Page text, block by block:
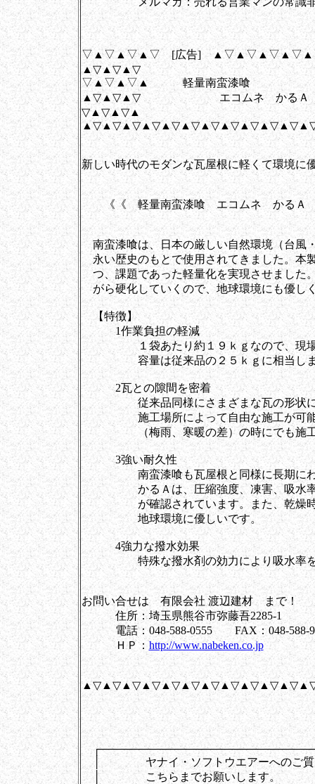
▽▲▽▲▽▲▽ [広告]
▲▽▲▽▲▽
▽▲▽▲▽▲ 軽量南蛮漆喰
▲▽▲▽▲▽ エコムネ かるＡ
▽▲▽▲▽▲
新しい時代のモダンな瓦屋根に軽くて環境に
《《 軽量南蛮漆喰 エコムネ かる
南蛮漆喰は、日本の厳しい自然環境（台風
永い歴史のもとで使用されてきました。本
つ、課題であった軽量化を実現させました
がら硬化していくので、地球環境にも優し
【特徴】
1作業負担の軽減
１袋あたり約１９ｋｇなので、現場の
容量は従来品の２５ｋｇに相当しま
2瓦との隙間を密着
従来品同様にさまざまな瓦の形状に
施工場所によって自由な施工が可能
（梅雨、寒暖の差）の時にでも施工
3強い耐久性
南蛮漆喰も瓦屋根と同様に長期にわた
かるＡは、圧縮強度、凍害、吸水率試
が確認されています。また、乾燥時に
地球環境に優しいです。
4強力な撥水効果
特殊な撥水剤の効力により吸水率を
お問い合せは 有限会社 渡辺建材 まで！
住所：埼玉県熊谷市弥藤吾2285-1
電話：048-588-0555 FAX：048-588-
ＨＰ：http://www.nabeken.co.jp
│ ヤナイ・ソフトウエアーへのご
│ こちらまでお